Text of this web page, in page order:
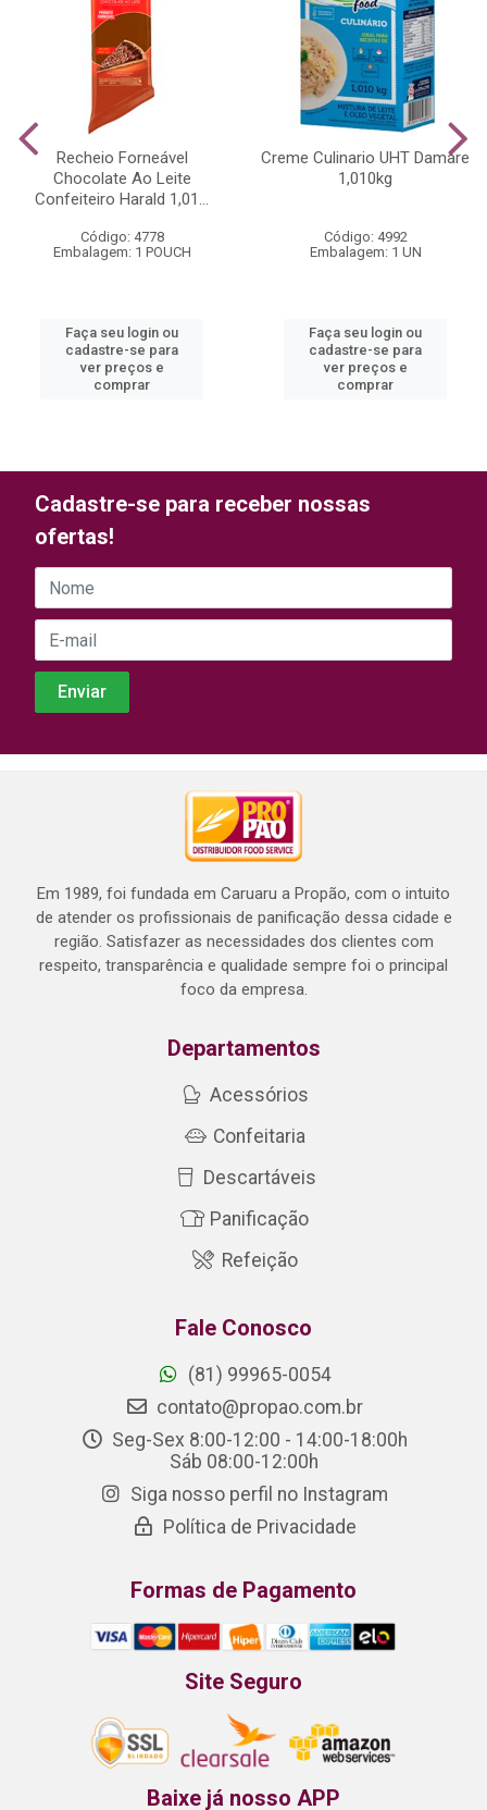
Recheio Forneável
Chocolate Ao Leite
Confeiteiro Harald 1,01...
Código: 4778
Embalagem: 1 POUCH
Faça seu login ou
cadastre-se para
ver preços e
comprar
Creme Culinario UHT Damare
1,010kg
Código: 4992
Embalagem: 1 UN
Faça seu login ou
cadastre-se para
ver preços e
comprar
Cadastre-se para receber nossas
ofertas!
Em 1989, foi fundada em Caruaru a Propão, com o intuito
de atender os profissionais de panificação dessa cidade e
região. Satisfazer as necessidades dos clientes com
respeito, transparência e qualidade sempre foi o principal
foco da empresa.
Departamentos
Acessórios
Confeitaria
Descartáveis
Panificação
Refeição
Fale Conosco
(81) 99965-0054
contato@propao.com.br
Seg-Sex 8:00-12:00 - 14:00-18:00h
Sáb 08:00-12:00h
Siga nosso perfil no Instagram
Política de Privacidade
Formas de Pagamento
Site Seguro
Baixe já nosso APP